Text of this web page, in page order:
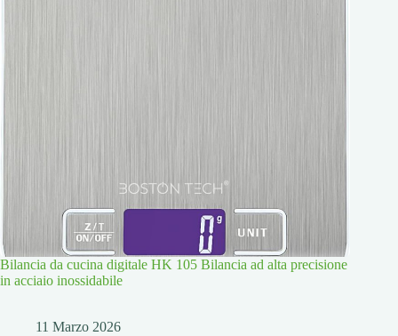
Bilancia da cucina digitale HK 105 Bilancia ad alta precisione
in acciaio inossidabile
11 Marzo 2026